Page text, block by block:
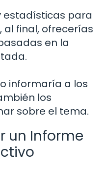
estadísticas para
al final, ofrecerías
en la
informaría a los
los
sobre el tema.
un Informe